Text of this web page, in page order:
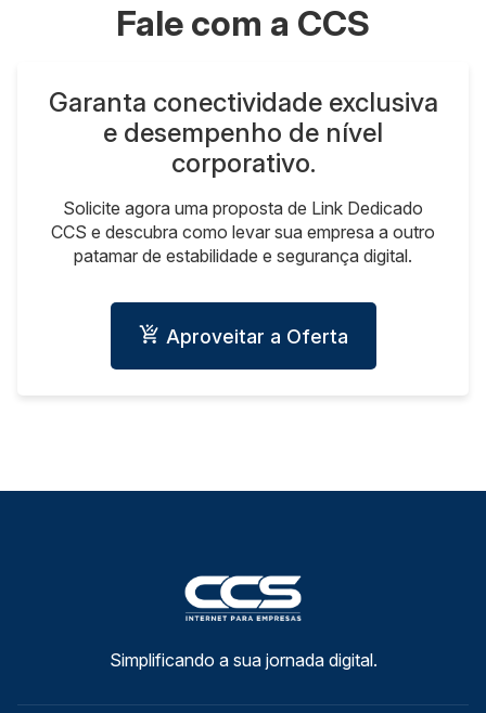
Fale com a CCS
Garanta conectividade exclusiva
e desempenho de nível
corporativo.
Solicite agora uma proposta de Link Dedicado
CCS e descubra como levar sua empresa a outro
patamar de estabilidade e segurança digital.
Aproveitar a Oferta
Simplificando a sua jornada digital.